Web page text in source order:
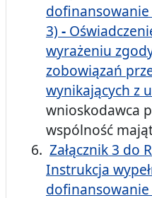
dofinansowanie
3) -
wyrażeniu
zobowiązań
wynikających z
wnioskodawca
wspólność
Załącznik 3 do
Instrukcja